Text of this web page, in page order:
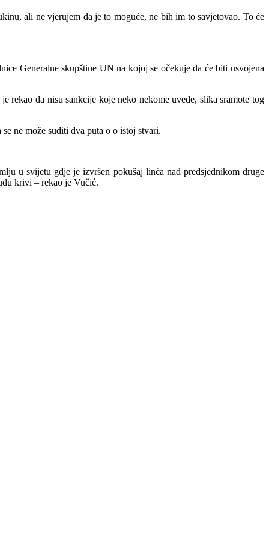
ali ne vjerujem da je to moguće, ne bih im to savjetovao. To će
Generalne skupštine UN na kojoj se očekuje da će biti usvojena
rekao da nisu sankcije koje neko nekome uvede, slika sramote tog
ne može suditi dva puta o o istoj stvari.
u svijetu gdje je izvršen pokušaj linča nad predsjednikom druge
krivi – rekao je Vučić.